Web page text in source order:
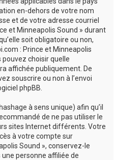
en-dehors de votre nom
et de votre adresse courriel
et Minneapolis Sound » durant
soit obligatoire ou non,
: Prince et Minneapolis
pouvez choisir quelle
affichée publiquement. De
souscrire ou non à l’envoi
phpBB.
à sens unique) afin qu’il
de ne pas utiliser le
sites Internet différents. Votre
à votre compte sur
Sound », conservez-le
personne affiliée de